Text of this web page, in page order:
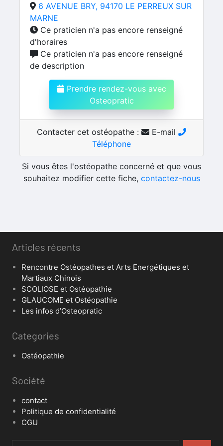
6 AVENUE BRY, 94170 LE PERREUX SUR
MARNE
Ce praticien n'a pas encore renseigné
d'horaires
Ce praticien n'a pas encore renseigné
de description
Prendre rendez-vous avec
Osteopratic
Contacter cet ostéopathe :
E-mail
Téléphone
Si vous êtes l'ostéopathe concerné et que vous
souhaitez modifier cette fiche, contactez-nous
Articles récents
Rencontre Ostéopathes et Arts Energétiques et
Martiaux Chinois
SCOLIOSE et Ostéopathie
GLAUCOME et Ostéopathie
Les infos d’Osteopratic
Categories
Ostéopathie
Société
contact
Politique de confidentialité
CGU